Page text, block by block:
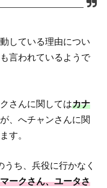
している理由につい
言われているようで
さんに関してはカナ
、へチャンさんに関
す。
ち、兵役に行かなく
ークさん、ユータさ